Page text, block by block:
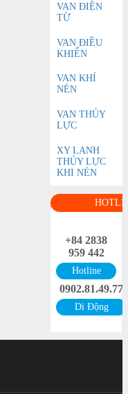
VAN ĐIỆN
TỪ
VAN ĐIỀU
KHIỂN
VAN KHÍ
NÉN
VAN THỦY
LỰC
XY LANH
THỦY LỰC
KHI NÉN
+84 2838
959 442
Hotline
0902.81.49.77
Di Động